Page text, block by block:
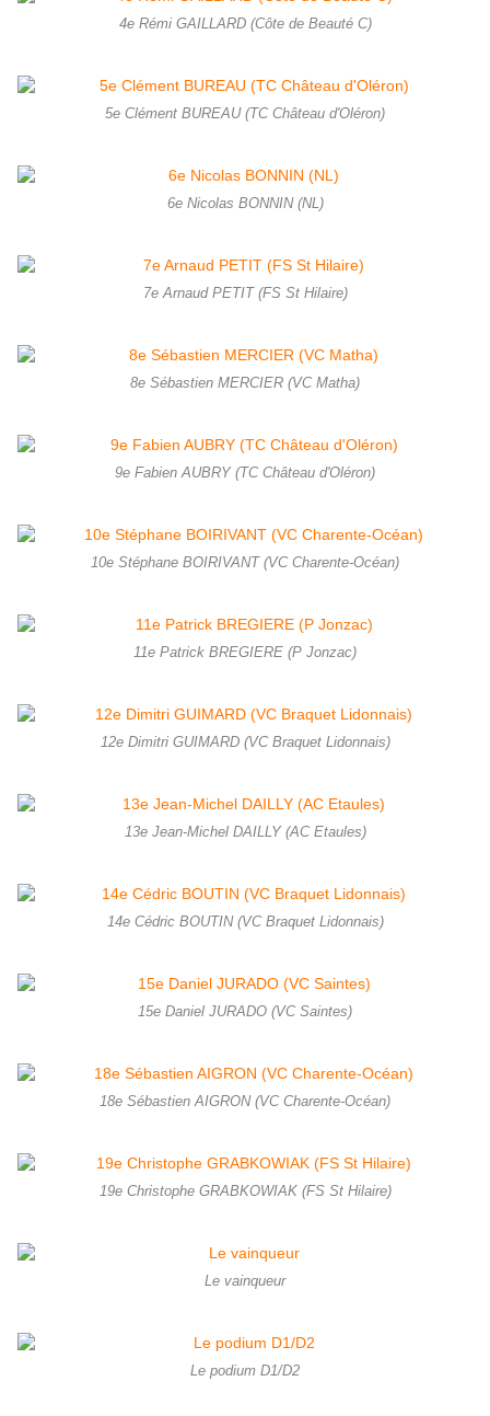
4e Rémi GAILLARD (Côte de Beauté C)
5e Clément BUREAU (TC Château d'Oléron)
6e Nicolas BONNIN (NL)
7e Arnaud PETIT (FS St Hilaire)
8e Sébastien MERCIER (VC Matha)
9e Fabien AUBRY (TC Château d'Oléron)
10e Stéphane BOIRIVANT (VC Charente-Océan)
11e Patrick BREGIERE (P Jonzac)
12e Dimitri GUIMARD (VC Braquet Lidonnais)
13e Jean-Michel DAILLY (AC Etaules)
14e Cédric BOUTIN (VC Braquet Lidonnais)
15e Daniel JURADO (VC Saintes)
18e Sébastien AIGRON (VC Charente-Océan)
19e Christophe GRABKOWIAK (FS St Hilaire)
Le vainqueur
Le podium D1/D2